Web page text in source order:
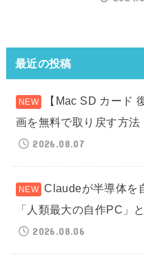
最近の投稿
【Mac SD カード
画を無料で取り戻す方法
2026.08.07
Claudeが半導体を
「人類最大の自作PC」
2026.08.06